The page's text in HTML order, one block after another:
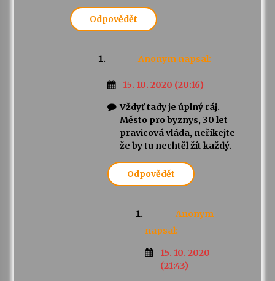
Odpovědět
Anonym napsal:
15. 10. 2020 (20:16)
Vždyť tady je úplný ráj.
Město pro byznys, 30 let
pravicová vláda, neříkejte
že by tu nechtěl žít každý.
Odpovědět
Anonym
napsal:
15. 10. 2020
(21:43)